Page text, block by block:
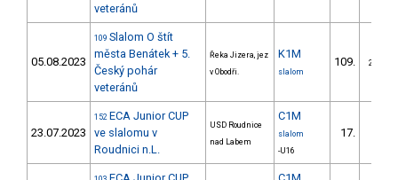
veteránů
05.08.2023
109 Slalom O štít
města Benátek + 5.
Český pohár
veteránů
Řeka Jizera, jez
v Obodři.
K1M
slalom
109. 29/DM
23.07.2023
152 ECA Junior CUP
ve slalomu v
Roudnici n.L.
USD Roudnice
nad Labem
C1M
slalom
-U16
17.